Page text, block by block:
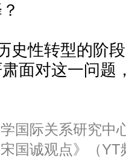
史性转型的阶
面对这一问题
国际关系研究中
国诚观点》（